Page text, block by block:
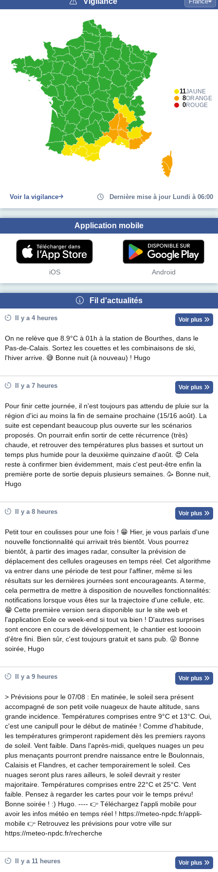
11JAUNE
8ORANGE
0ROUGE
Voir la vigilance Dernière mise à jour Lundi à 06:00
Application mobile
iOS Android
Fil d'actualités
Il y a 4 heures Voir plus
On ne relève que 8.9°C à 01h à la station de Bourthes, dans le
Pas-de-Calais. Sortez les couettes et les combinaisons de ski,
l'hiver arrive. 😅 Bonne nuit (à nouveau) ! Hugo
Il y a 7 heures Voir plus
Pour finir cette journée, il n'est toujours pas attendu de pluie sur la
région d'ici au moins la fin de semaine prochaine (15/16 août). La
suite est cependant beaucoup plus ouverte sur les scénarios
proposés. On pourrait enfin sortir de cette récurrence (très)
chaude, et retrouver des températures plus basses et surtout un
temps plus humide pour la deuxième quinzaine d'août. 😍 Cela
reste à confirmer bien évidemment, mais c'est peut-être enfin la
première porte de sortie depuis plusieurs semaines. 🥳 Bonne nuit,
Hugo
Il y a 8 heures Voir plus
Petit tour en coulisses pour une fois ! 😁 Hier, je vous parlais d'une
nouvelle fonctionnalité qui arrivait très bientôt. Vous pourrez
bientôt, à partir des images radar, consulter la prévision de
déplacement des cellules orageuses en temps réel. Cet algorithme
va entrer dans une période de test pour l'affiner, même si les
résultats sur les dernières journées sont encourageants. A terme,
cela permettra de mettre à disposition de nouvelles fonctionnalités:
notifications lorsque vous êtes sur la trajectoire d'une cellule, etc.
😁 Cette première version sera disponible sur le site web et
l'application Eole ce week-end si tout va bien ! D'autres surprises
sont encore en cours de développement, le chantier est looooin
d'être fini. Bien sûr, c'est toujours gratuit et sans pub. 😜 Bonne
soirée, Hugo
Il y a 9 heures Voir plus
> Prévisions pour le 07/08 : En matinée, le soleil sera présent
accompagné de son petit voile nuageux de haute altitude, sans
grande incidence. Températures comprises entre 9°C et 13°C. Oui,
c'est une canipull pour le début de matinée ! Comme d'habitude,
les températures grimperont rapidement dès les premiers rayons
de soleil. Vent faible. Dans l'après-midi, quelques nuages un peu
plus menaçants pourront prendre naissance entre le Boulonnais,
Calaisis et Flandres, et cacher temporairement le soleil. Ces
nuages seront plus rares ailleurs, le soleil devrait y rester
majoritaire. Températures comprises entre 22°C et 25°C. Vent
faible. Pensez à regarder les cartes pour voir le temps prévu!
Bonne soirée ! :) Hugo. ---- 👉 Téléchargez l'appli mobile pour
avoir les infos météo en temps réel ! https://meteo-npdc.fr/appli-
mobile 👉 Retrouvez les prévisions pour votre ville sur
https://meteo-npdc.fr/recherche
Il y a 11 heures Voir plus